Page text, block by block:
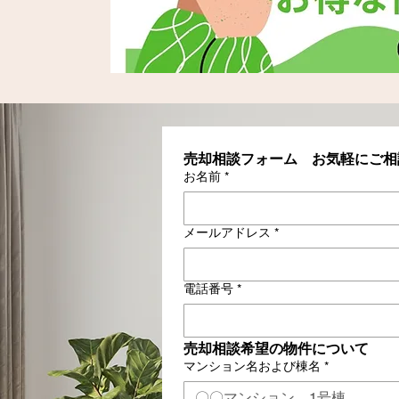
売却相談フォーム　お気軽にご
お名前 *
メールアドレス *
電話番号 *
売却相談希望の物件について
マンション名および棟名 *